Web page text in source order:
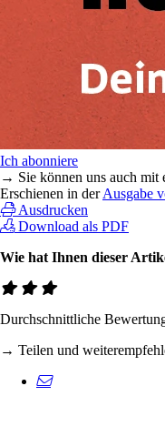
Ich abonniere
→ Sie können uns auch mit
Erschienen in derAusgabe
Ausdrucken
Download als PDF
Wie hat Ihnen dieser
Durchschnittliche
→ Teilen und